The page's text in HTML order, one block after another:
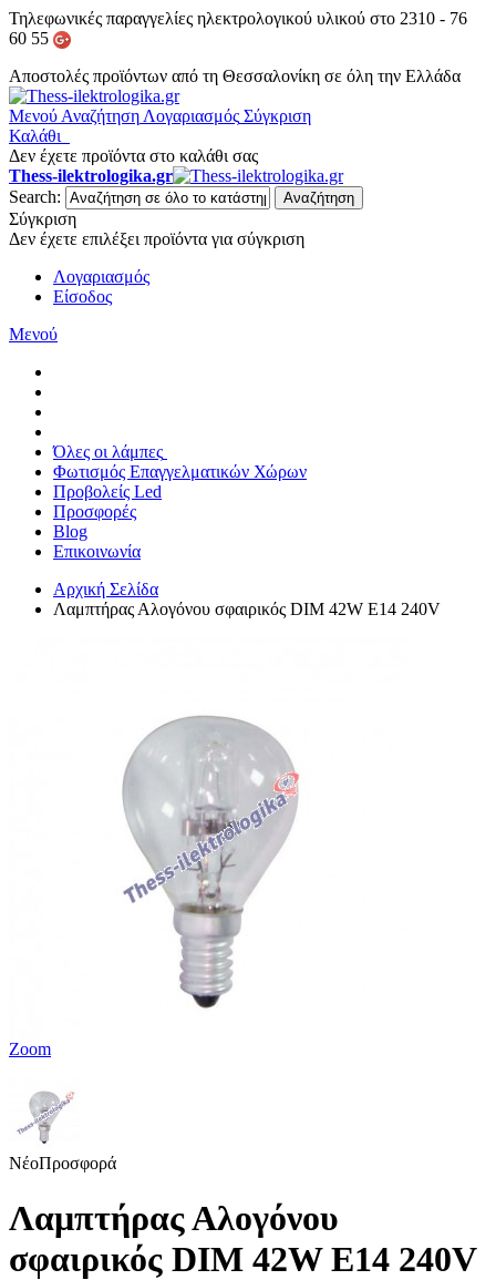
Τηλεφωνικές παραγγελίες ηλεκτρολογικού υλικού στο 2310 - 76
60 55
Αποστολές προϊόντων από τη Θεσσαλονίκη σε όλη την Ελλάδα
Μενού Αναζήτηση Λογαριασμός Σύγκριση
Καλάθι
Δεν έχετε προϊόντα στο καλάθι σας
Thess-ilektrologika.gr
Search:
Αναζήτηση
Σύγκριση
Δεν έχετε επιλέξει προϊόντα για σύγκριση
Λογαριασμός
Είσοδος
Μενού
Όλες οι λάμπες
Φωτισμός Επαγγελματικών Χώρων
Προβολείς Led
Προσφορές
Blog
Επικοινωνία
Αρχική Σελίδα
Λαμπτήρας Αλογόνου σφαιρικός DIM 42W Ε14 240V
Zoom
ΝέοΠροσφορά
Λαμπτήρας Αλογόνου
σφαιρικός DIM 42W Ε14 240V